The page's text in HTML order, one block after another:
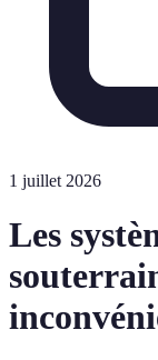
1 juillet 2026
Les